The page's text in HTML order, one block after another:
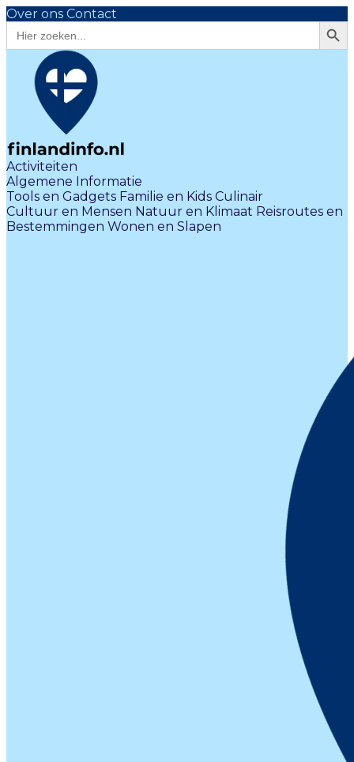
Over ons Contact
Zoek
naar:
Activiteiten
Algemene Informatie
Tools en Gadgets Familie en Kids Culinair
Cultuur en Mensen Natuur en Klimaat Reisroutes en
Bestemmingen Wonen en Slapen